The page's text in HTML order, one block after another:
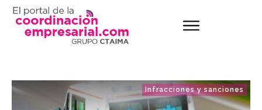
Infracciones y sanciones